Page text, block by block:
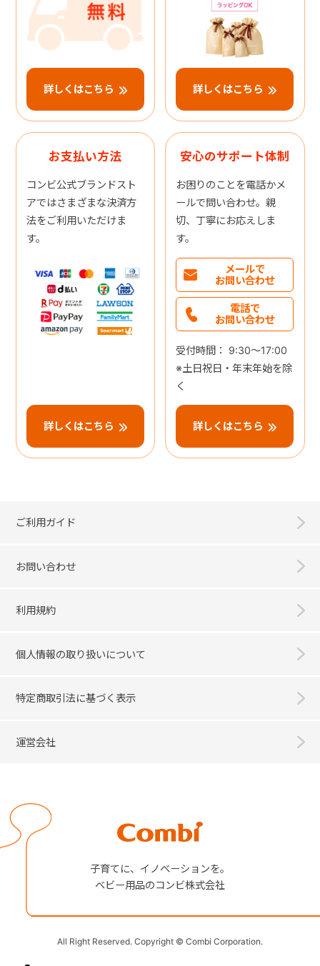
詳しくはこちら 詳しくはこちら
お支払い方法
コンビ公式ブランドスト
アではさまざまな決済方
法をご利用いただけま
す。
詳しくはこちら
安心のサポート体制
お困りのことを電話かメ
ールで問い合わせ。親
切、丁寧にお応えしま
す。
メールで
お問い合わせ
電話で
お問い合わせ
受付時間： 9:30～17:00
※土日祝日・年末年始を除
く
詳しくはこちら
ご利用ガイド
お問い合わせ
利用規約
個人情報の取り扱いについて
特定商取引法に基づく表示
運営会社
子育てに、イノベーションを。
ベビー用品のコンビ株式会社
All Right Reserved. Copyright © Combi Corporation.